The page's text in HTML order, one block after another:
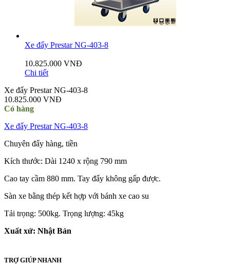
Xe đẩy Prestar NG-403-8
10.825.000 VNĐ
Chi tiết
Xe đẩy Prestar NG-403-8
10.825.000 VNĐ
Có hàng
Xe đẩy Prestar NG-403-8
Chuyên đẩy hàng, tiền
Kích thước: Dài 1240 x rộng 790 mm
Cao tay cầm 880 mm. Tay đẩy không gấp được.
Sàn xe bằng thép kết hợp với bánh xe cao su
Tải trọng: 500kg. Trọng lượng: 45kg
Xuất xứ: Nhật Bản
TRỢ GIÚP NHANH